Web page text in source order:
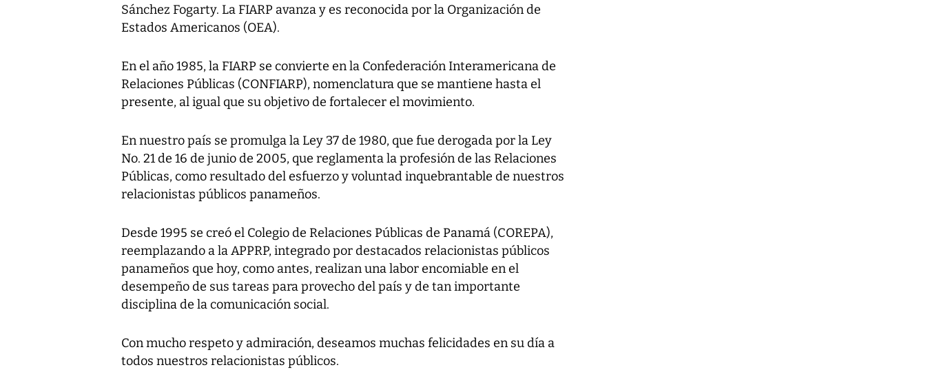
Sánchez Fogarty. La FIARP avanza y es reconocida por la Organización de
Estados Americanos (OEA).
En el año 1985, la FIARP se convierte en la Confederación Interamericana de
Relaciones Públicas (CONFIARP), nomenclatura que se mantiene hasta el
presente, al igual que su objetivo de fortalecer el movimiento.
En nuestro país se promulga la Ley 37 de 1980, que fue derogada por la Ley
No. 21 de 16 de junio de 2005, que reglamenta la profesión de las Relaciones
Públicas, como resultado del esfuerzo y voluntad inquebrantable de nuestros
relacionistas públicos panameños.
Desde 1995 se creó el Colegio de Relaciones Públicas de Panamá (COREPA),
reemplazando a la APPRP, integrado por destacados relacionistas públicos
panameños que hoy, como antes, realizan una labor encomiable en el
desempeño de sus tareas para provecho del país y de tan importante
disciplina de la comunicación social.
Con mucho respeto y admiración, deseamos muchas felicidades en su día a
todos nuestros relacionistas públicos.